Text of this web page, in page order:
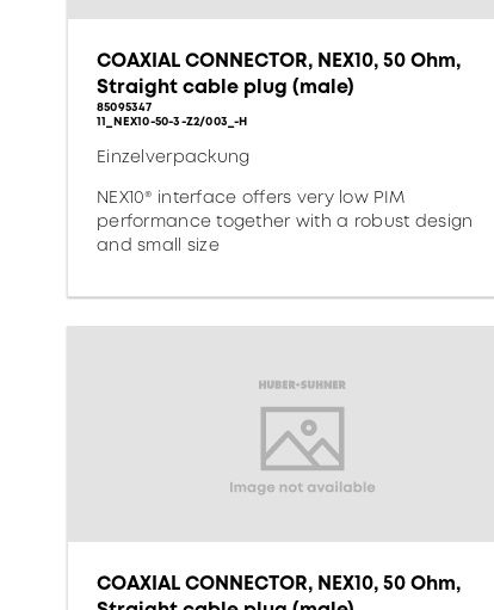
COAXIAL CONNECTOR, NEX10, 50 Ohm,
Straight cable plug (male)
85095347
11_NEX10-50-3-Z2/003_-H
Einzelverpackung
NEX10® interface offers very low PIM
performance together with a robust design
and small size
COAXIAL CONNECTOR, NEX10, 50 Ohm,